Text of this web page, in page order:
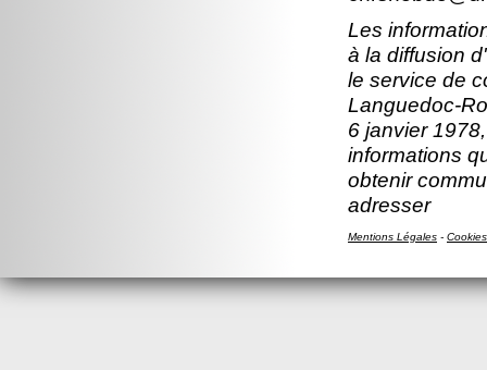
Les
à la diffusion
le service de
Languedoc-
6 janvier
informations
obtenir
adresser
Mentions Légales - Cookies